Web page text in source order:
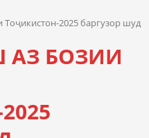
2025 баргузор шуд
АЗ БОЗИИ